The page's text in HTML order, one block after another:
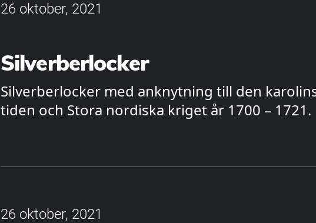
26 oktober, 2021
Silverberlocker
Silverberlocker med anknytning till den
tiden och Stora nordiska kriget år 1700 – 1721.
26 oktober, 2021